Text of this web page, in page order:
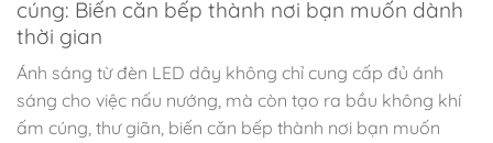
cúng: Biến căn bếp thành nơi bạn muốn dành
thời gian
Ánh sáng từ đèn LED dây không chỉ cung cấp đủ ánh
sáng cho việc nấu nướng, mà còn tạo ra bầu không khí
ấm cúng, thư giãn, biến căn bếp thành nơi bạn muốn